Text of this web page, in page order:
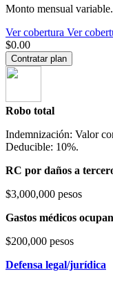
Monto mensual variable.
Ver cobertura Ver
$0.00
Contratar plan
Robo total
Indemnización: Valor
Deducible: 10%.
RC por daños a
$3,000,000 pesos
Gastos médicos
$200,000 pesos
Defensa legal/jurídica